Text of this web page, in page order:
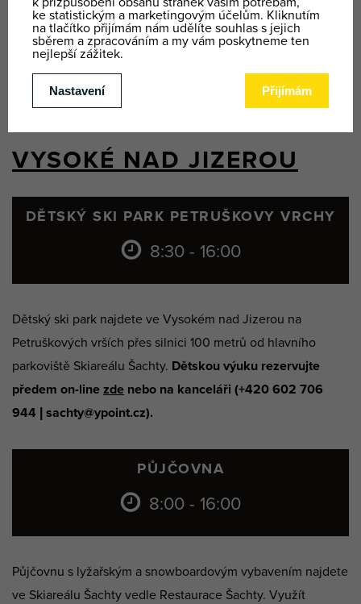
CENÍK VÝUK CENÍK PŮJČOVNA
VYSOKÉ NAD JIZEROU
DĚTSKÝ SKI PARK PETRUŠKOVY VRCHY
8:30 - 16:00
Dětský ski park najdete ve Vysokém nad Jizerou na
Petruškových vrších přes silnici 100 metrů od hlavního
parkoviště Skiareálu Šachty. Dětskou výuku rezervujte
předem on-line zde nebo na kanceláři (+420 602 706
944 | sachty@ypoint.cz).
PŮJČOVNA
8:00 - 16:00
Půjčovnu s lyžařským a snowboardovým vybavením najdete
ve Skiareálu Šachty vedle Restaurace Šachty. Využít